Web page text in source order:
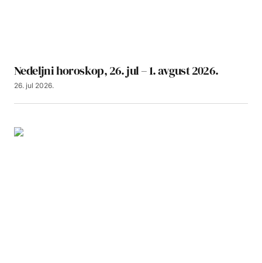
Nedeljni horoskop, 26. jul – 1. avgust 2026.
26. jul 2026.